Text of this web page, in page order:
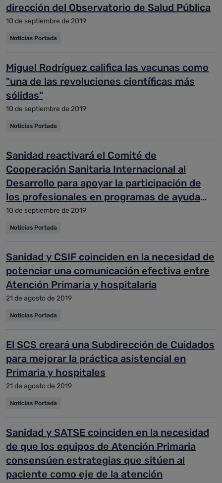
dirección del Observatorio de Salud Pública
10 de septiembre de 2019
Noticias Portada
Miguel Rodríguez califica las vacunas como
"una de las revoluciones científicas más
sólidas"
10 de septiembre de 2019
Noticias Portada
Sanidad reactivará el Comité de
Cooperación Sanitaria Internacional al
Desarrollo para apoyar la participación de
los profesionales en programas de ayuda
exterior
10 de septiembre de 2019
Noticias Portada
Sanidad y CSIF coinciden en la necesidad de
potenciar una comunicación efectiva entre
Atención Primaria y hospitalaria
21 de agosto de 2019
Noticias Portada
El SCS creará una Subdirección de Cuidados
para mejorar la práctica asistencial en
Primaria y hospitales
21 de agosto de 2019
Noticias Portada
Sanidad y SATSE coinciden en la necesidad
de que los equipos de Atención Primaria
consensúen estrategias que sitúen al
paciente como eje de la atención